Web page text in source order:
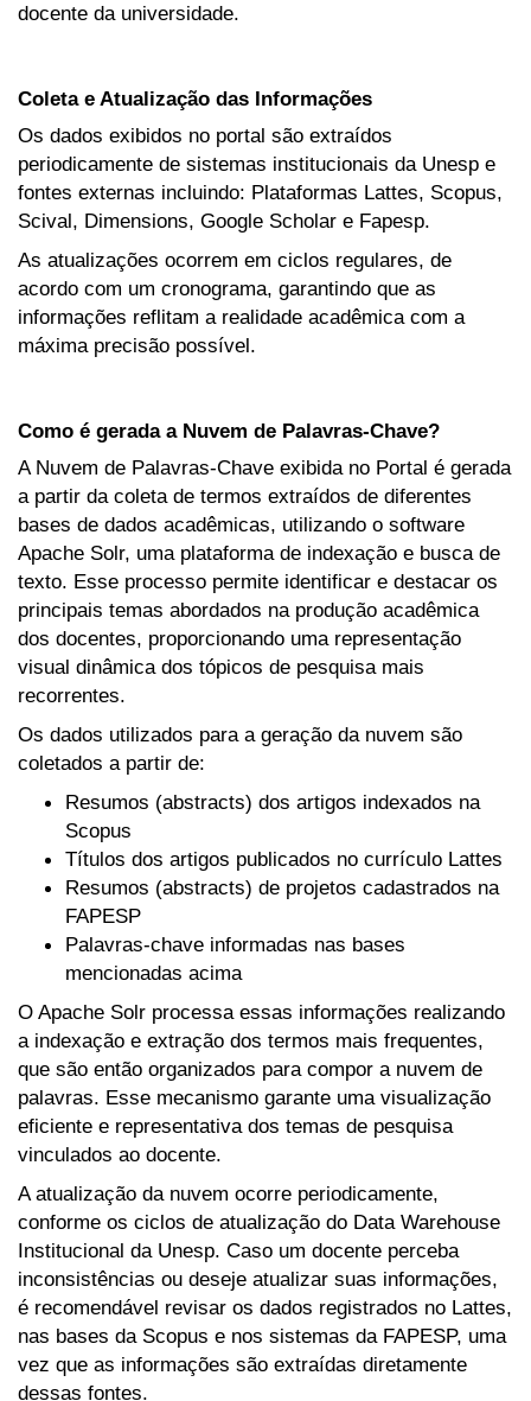
docente da universidade.
Coleta e Atualização das Informações
Os dados exibidos no portal são extraídos
periodicamente de sistemas institucionais da Unesp e
fontes externas incluindo: Plataformas Lattes, Scopus,
Scival, Dimensions, Google Scholar e Fapesp.
As atualizações ocorrem em ciclos regulares, de
acordo com um cronograma, garantindo que as
informações reflitam a realidade acadêmica com a
máxima precisão possível.
Como é gerada a Nuvem de Palavras-Chave?
A Nuvem de Palavras-Chave exibida no Portal é gerada
a partir da coleta de termos extraídos de diferentes
bases de dados acadêmicas, utilizando o software
Apache Solr, uma plataforma de indexação e busca de
texto. Esse processo permite identificar e destacar os
principais temas abordados na produção acadêmica
dos docentes, proporcionando uma representação
visual dinâmica dos tópicos de pesquisa mais
recorrentes.
Os dados utilizados para a geração da nuvem são
coletados a partir de:
Resumos (abstracts) dos artigos indexados na
Scopus
Títulos dos artigos publicados no currículo Lattes
Resumos (abstracts) de projetos cadastrados na
FAPESP
Palavras-chave informadas nas bases
mencionadas acima
O Apache Solr processa essas informações realizando
a indexação e extração dos termos mais frequentes,
que são então organizados para compor a nuvem de
palavras. Esse mecanismo garante uma visualização
eficiente e representativa dos temas de pesquisa
vinculados ao docente.
A atualização da nuvem ocorre periodicamente,
conforme os ciclos de atualização do Data Warehouse
Institucional da Unesp. Caso um docente perceba
inconsistências ou deseje atualizar suas informações,
é recomendável revisar os dados registrados no Lattes,
nas bases da Scopus e nos sistemas da FAPESP, uma
vez que as informações são extraídas diretamente
dessas fontes.